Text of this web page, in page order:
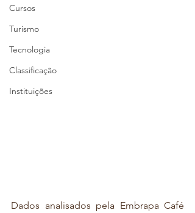
Cursos
Turismo
Tecnologia
Classificação
Instituições
Dados analisados pela Embrapa Café